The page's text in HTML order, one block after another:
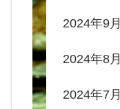
2024年9月
2024年8月
2024年7月